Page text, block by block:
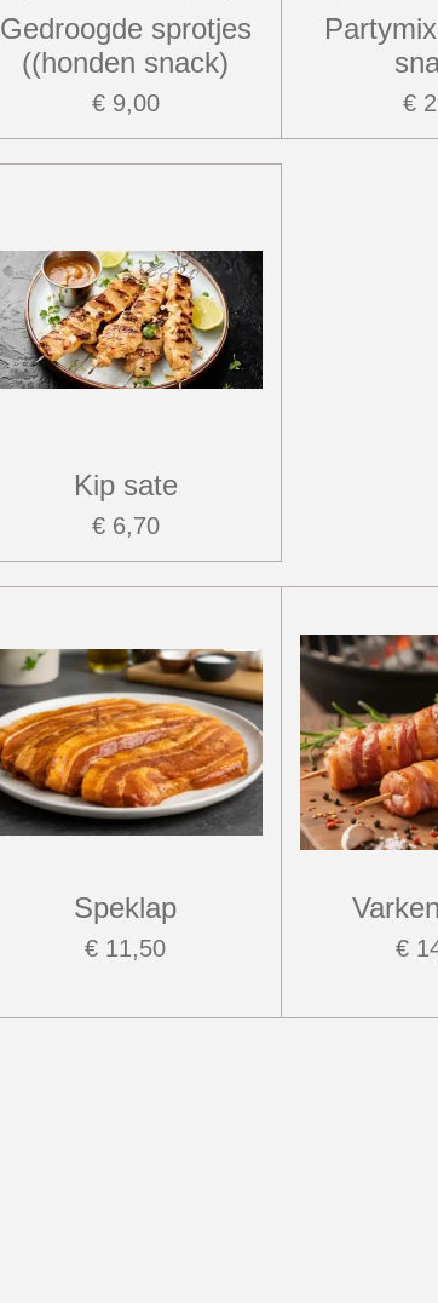
Gedroogde sprotjes
((honden snack)
€ 9,00 €
Kip sate
€ 6,70
Speklap
€ 11,50 €